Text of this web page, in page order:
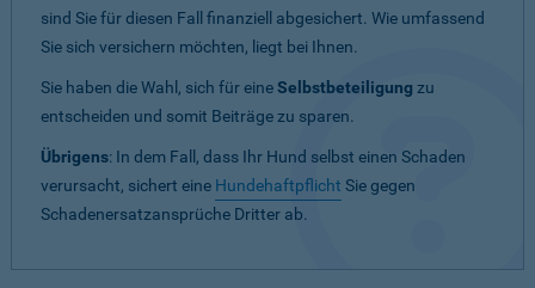
sind Sie für diesen Fall finanziell abgesichert. Wie umfassend
Sie sich versichern möchten, liegt bei Ihnen.
Sie haben die Wahl, sich für eineSelbstbeteiligung zu
entscheiden und somit Beiträge zu sparen.
Übrigens: In dem Fall, dass Ihr Hund selbst einen Schaden
verursacht, sichert eine Hundehaftpflicht Sie gegen
Schadenersatzansprüche Dritter ab.